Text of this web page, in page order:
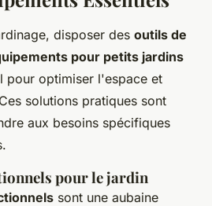
disposer des outils de
pour petits jardins
pour optimiser l'espace et
solutions pratiques sont
aux besoins spécifiques
pour le jardin
sont une aubaine